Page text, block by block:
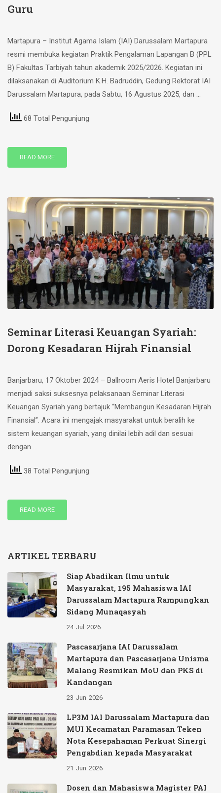
Guru
Martapura – Institut Agama Islam (IAI) Darussalam Martapura
resmi membuka kegiatan Praktik Pengalaman Lapangan B (PPL
B) Fakultas Tarbiyah tahun akademik 2025/2026. Kegiatan ini
dilaksanakan di Auditorium K.H. Badruddin, Gedung Rektorat IAI
Darussalam Martapura, pada Sabtu, 16 Agustus 2025, dan …
68 Total Pengunjung
READ MORE
Seminar Literasi Keuangan Syariah:
Dorong Kesadaran Hijrah Finansial
Banjarbaru, 17 Oktober 2024 – Ballroom Aeris Hotel Banjarbaru
menjadi saksi suksesnya pelaksanaan Seminar Literasi
Keuangan Syariah yang bertajuk “Membangun Kesadaran Hijrah
Finansial”. Acara ini mengajak masyarakat untuk beralih ke
sistem keuangan syariah, yang dinilai lebih adil dan sesuai
dengan …
38 Total Pengunjung
READ MORE
ARTIKEL TERBARU
Siap Abadikan Ilmu untuk
Masyarakat, 195 Mahasiswa IAI
Darussalam Martapura Rampungkan
Sidang Munaqasyah
24 Jul 2026
Pascasarjana IAI Darussalam
Martapura dan Pascasarjana Unisma
Malang Resmikan MoU dan PKS di
Kandangan
23 Jun 2026
LP3M IAI Darussalam Martapura dan
MUI Kecamatan Paramasan Teken
Nota Kesepahaman Perkuat Sinergi
Pengabdian kepada Masyarakat
21 Jun 2026
Dosen dan Mahasiswa Magister PAI